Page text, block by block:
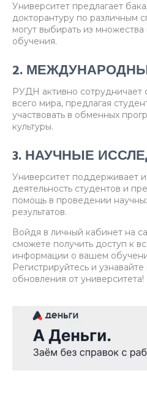
Университет предлагает
докторантуру по различным
могут выбирать из
обучения.
2.
РУДН активно сотрудничает
всего мира, предлагая
участвовать в обменных
культуры.
3. НАУЧНЫЕ
Университет поддерживает
деятельность студентов и
помощь в проведении
результатов.
Войдя в личный кабинет на
сможете получить доступ к
информации о вашем
Регистрируйтесь и
обновления от университета!